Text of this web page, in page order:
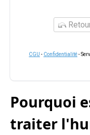
CGU - Confidentialité-
Pourquoi
traiter